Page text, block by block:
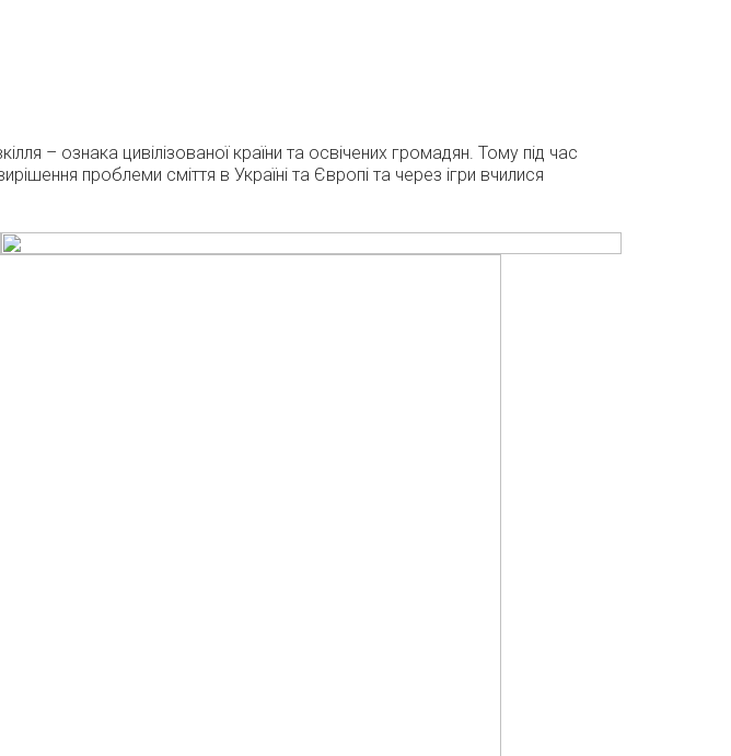
– ознака цивілізованої країни та освічених громадян. Тому під час
проблеми сміття в Україні та Європі та через ігри вчилися